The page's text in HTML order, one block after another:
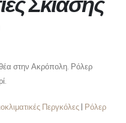
θέα στην Ακρόπολη. Ρόλερ
Περγκόλες| Ρόλερ